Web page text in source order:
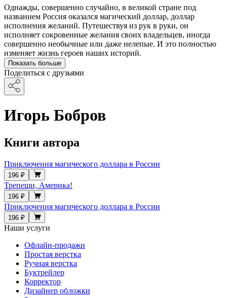
Однажды, совершенно случайно, в великой стране под
названием Россия оказался магический доллар, доллар
исполнения желаний. Путешествуя из рук в руки, он
исполняет сокровенные желания своих владельцев, иногда
совершенно необычные или даже нелепые. И это полностью
изменяет жизнь героев наших историй.
Показать больше
Поделиться с друзьями
Игорь Бобров
Книги автора
Приключения магического доллара в России
196 ₽
Трепещи, Америка!
196 ₽
Приключения магического доллара в России
196 ₽
Наши услуги
Офлайн-продажи
Простая верстка
Ручная верстка
Буктрейлер
Корректор
Дизайнер обложки